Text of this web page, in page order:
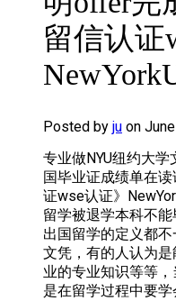
留信认证
Posted by ju on
专业做NYU纽约大
国毕业证成绩单在
证wse认证》
留学被退学本科不
出国留学的定义都
文凭，有的人认为
业的专业知识等等
是在留学过程中要学